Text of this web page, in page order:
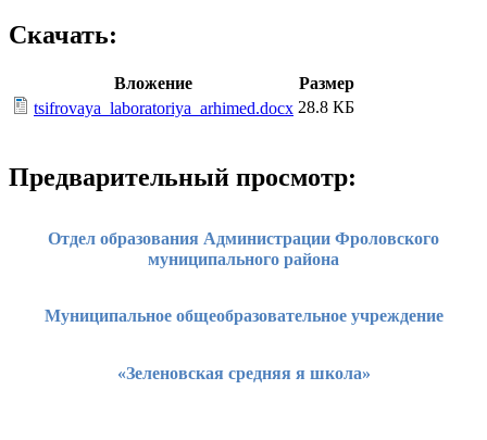
Скачать:
Вложение
Размер
tsifrovaya_laboratoriya_arhimed.docx 28.8 КБ
Предварительный просмотр:
Отдел образования Администрации Фроловского
муниципального района
Муниципальное общеобразовательное учреждение
«Зеленовская средняя я школа»